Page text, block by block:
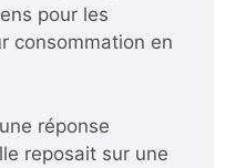
pour les
consommation en
réponse
reposait sur une